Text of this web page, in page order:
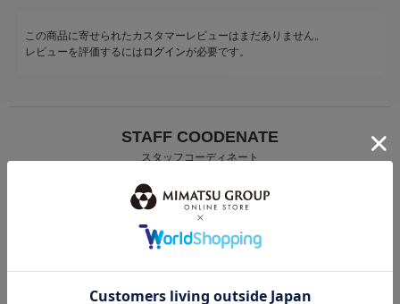
この商品に寄せられたカスタマーレビューはまだありません。
レビューを評価するには ログインが必要です。
STAFF COODENATE
スタッフコーディネート